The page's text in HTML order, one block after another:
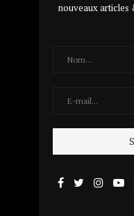
nouveaux articles